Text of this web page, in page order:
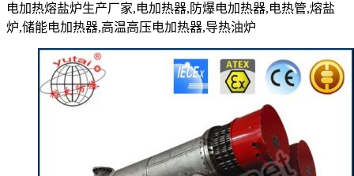
电加热熔盐炉生产厂家,电加热器,防爆电加热器,电热管,熔盐
炉,储能电加热器,高温高压电加热器,导热油炉